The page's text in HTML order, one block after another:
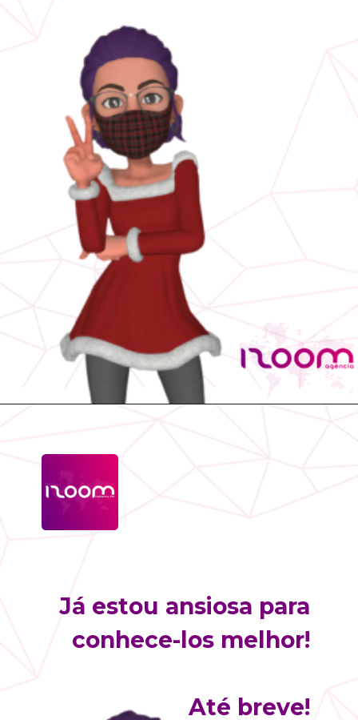
Já estou ansiosa para
conhece-los melhor!
Até breve!